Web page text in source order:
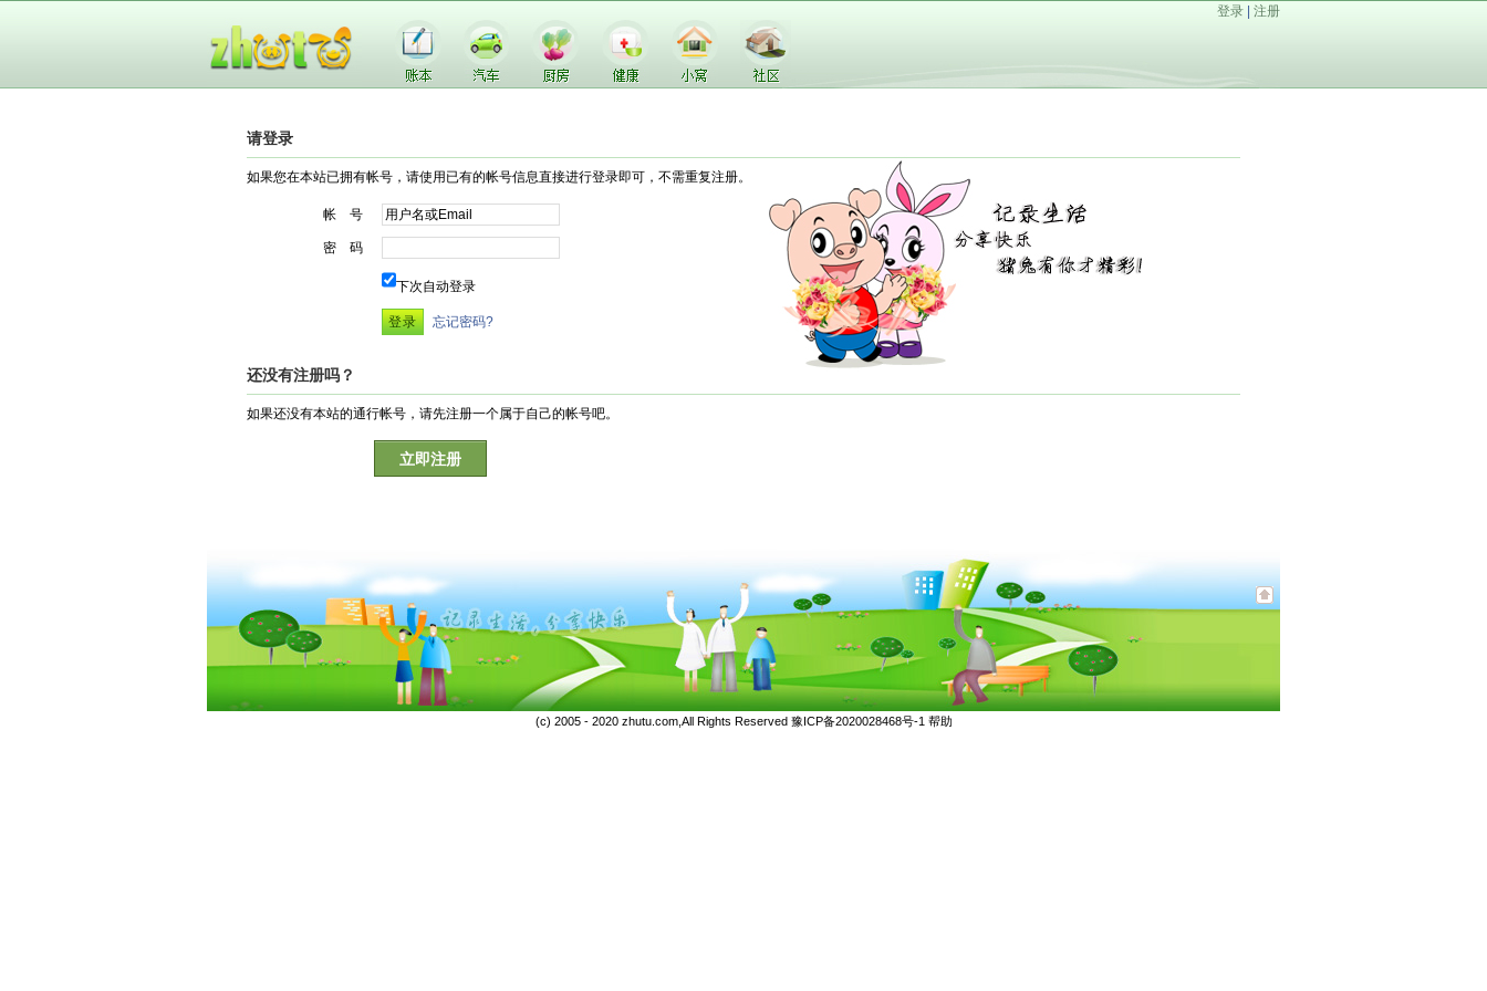
登录 注册
请登录
如果您在本站已拥有帐号，请使用已有的帐号信息直接进行登录即可，不需重复注册。
帐 号
密 码
下次自动登录
忘记密码?
还没有注册吗？
如果还没有本站的通行帐号，请先注册一个属于自己的帐号吧。
立即注册
(c) 2005 - 2020 zhutu.com,All Rights Reserved 豫ICP备2020028468号-1 帮助